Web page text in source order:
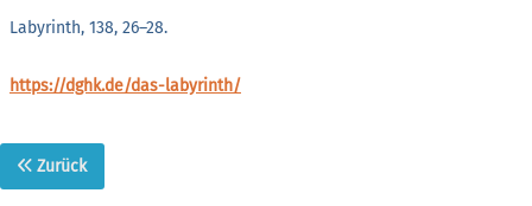
Labyrinth, 138, 26–28.
https://dghk.de/das-labyrinth/
Zurück